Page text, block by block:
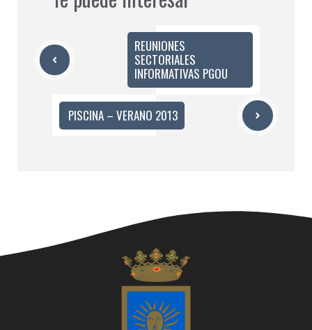
REUNIONES
SECTORIALES
INFORMATIVAS PGOU
PISCINA – VERANO 2013